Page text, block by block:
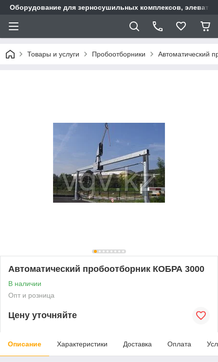
Оборудование для зерносушильных комплексов,
Товары и услуги Пробоотборники Автоматический
Автоматический пробоотборник КОБРА 3000
В наличии
Опт и розница
Цену уточняйте
Описание Характеристики Доставка Оплата